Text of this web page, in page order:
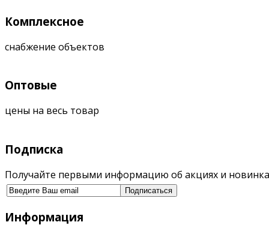
Комплексное
снабжение объектов
Оптовые
цены на весь товар
Подписка
Получайте первыми информацию об акциях и
Информация